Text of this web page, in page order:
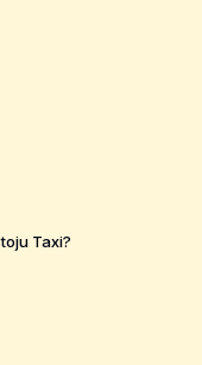
Taxi?